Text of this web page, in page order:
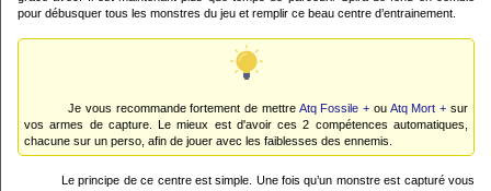
pour débusquer tous les monstres du jeu et remplir ce beau centre d’entrainement.
Je vous recommande fortement de mettre Atq Fossile + ou Atq Mort + sur
vos armes de capture. Le mieux est d'avoir ces 2 compétences automatiques,
chacune sur un perso, afin de jouer avec les faiblesses des ennemis.
Le principe de ce centre est simple. Une fois qu’un monstre est capturé vous